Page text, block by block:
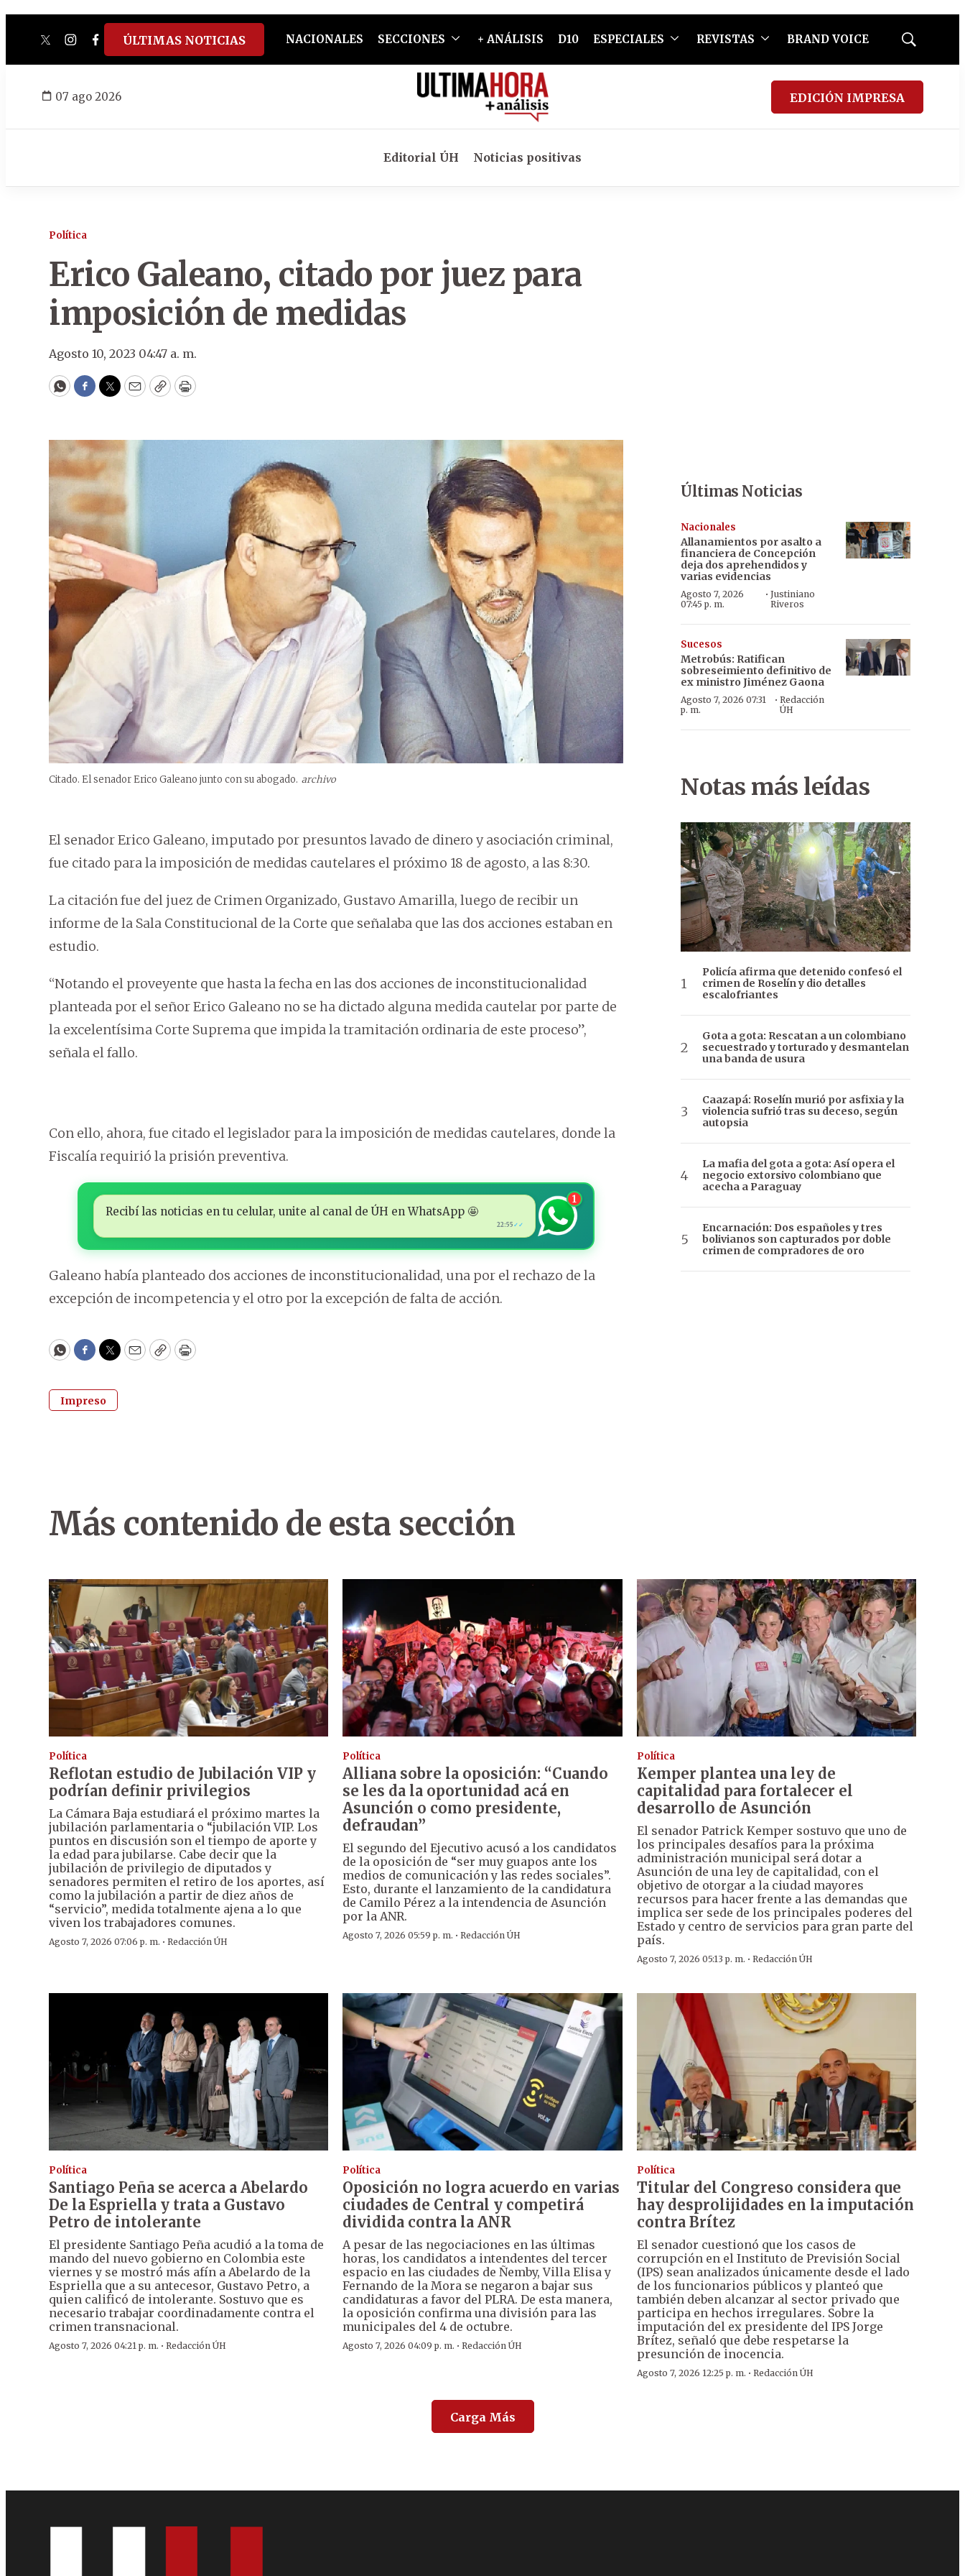
twitterinstagram
facebook
tiktokyoutube
spotify
ÚLTIMAS NOTICIAS NACIONALES SECCIONES + ANÁLISIS D10 ESPECIALES REVISTAS BRAND VOICE
Mostrar
07 ago 2026 EDICIÓN IMPRESA
Editorial ÚH Noticias positivas
Política
Erico Galeano, citado por juez para
imposición de medidas
Agosto 10, 2023 04:47 a. m.
WhatsApp
Facebook
Twitter
EmailCopyPrint
Citado. El senador Erico Galeano junto con su abogado. archivo
El senador Erico Galeano, imputado por presuntos lavado de dinero y asociación criminal,
fue citado para la imposición de medidas cautelares el próximo 18 de agosto, a las 8:30.
La citación fue del juez de Crimen Organizado, Gustavo Amarilla, luego de recibir un
informe de la Sala Constitucional de la Corte que señalaba que las dos acciones estaban en
estudio.
“Notando el proveyente que hasta la fecha en las dos acciones de inconstitucionalidad
planteada por el señor Erico Galeano no se ha dictado alguna medida cautelar por parte de
la excelentísima Corte Suprema que impida la tramitación ordinaria de este proceso”,
señala el fallo.
Con ello, ahora, fue citado el legislador para la imposición de medidas cautelares, donde la
Fiscalía requirió la prisión preventiva.
Recibí las noticias en tu celular, unite al canal de ÚH en WhatsApp 🤩
22:55 ✓✓
1
Galeano había planteado dos acciones de inconstitucionalidad, una por el rechazo de la
excepción de incompetencia y el otro por la excepción de falta de acción.
WhatsApp
Facebook
Twitter
EmailCopyPrint
Impreso
Últimas Noticias
Nacionales
Allanamientos por asalto a
financiera de Concepción
deja dos aprehendidos y
varias evidencias
Agosto 7, 2026
07:45 p. m.
·Justiniano
Riveros
Sucesos
Metrobús: Ratifican
sobreseimiento definitivo de
ex ministro Jiménez Gaona
Agosto 7, 2026 07:31
p. m.
·Redacción
ÚH
Notas más leídas
Policía afirma que detenido confesó el
crimen de Roselín y dio detalles
escalofriantes
Gota a gota: Rescatan a un colombiano
secuestrado y torturado y desmantelan
una banda de usura
Caazapá: Roselín murió por asfixia y la
violencia sufrió tras su deceso, según
autopsia
La mafia del gota a gota: Así opera el
negocio extorsivo colombiano que
acecha a Paraguay
Encarnación: Dos españoles y tres
bolivianos son capturados por doble
crimen de compradores de oro
Más contenido de esta sección
Política
Reflotan estudio de Jubilación VIP y
podrían definir privilegios
La Cámara Baja estudiará el próximo martes la
jubilación parlamentaria o “jubilación VIP. Los
puntos en discusión son el tiempo de aporte y
la edad para jubilarse. Cabe decir que la
jubilación de privilegio de diputados y
senadores permiten el retiro de los aportes, así
como la jubilación a partir de diez años de
“servicio”, medida totalmente ajena a lo que
viven los trabajadores comunes.
Agosto 7, 2026 07:06 p. m. · Redacción ÚH
Política
Alliana sobre la oposición: “Cuando
se les da la oportunidad acá en
Asunción o como presidente,
defraudan”
El segundo del Ejecutivo acusó a los candidatos
de la oposición de “ser muy guapos ante los
medios de comunicación y las redes sociales”.
Esto, durante el lanzamiento de la candidatura
de Camilo Pérez a la intendencia de Asunción
por la ANR.
Agosto 7, 2026 05:59 p. m. ·Redacción ÚH
Política
Kemper plantea una ley de
capitalidad para fortalecer el
desarrollo de Asunción
El senador Patrick Kemper sostuvo que uno de
los principales desafíos para la próxima
administración municipal será dotar a
Asunción de una ley de capitalidad, con el
objetivo de otorgar a la ciudad mayores
recursos para hacer frente a las demandas que
implica ser sede de los principales poderes del
Estado y centro de servicios para gran parte del
país.
Agosto 7, 2026 05:13 p. m. · Redacción ÚH
Política
Santiago Peña se acerca a Abelardo
De la Espriella y trata a Gustavo
Petro de intolerante
El presidente Santiago Peña acudió a la toma de
mando del nuevo gobierno en Colombia este
viernes y se mostró más afín a Abelardo de la
Espriella que a su antecesor, Gustavo Petro, a
quien calificó de intolerante. Sostuvo que es
necesario trabajar coordinadamente contra el
crimen transnacional.
Agosto 7, 2026 04:21 p. m. · Redacción ÚH
Política
Oposición no logra acuerdo en varias
ciudades de Central y competirá
dividida contra la ANR
A pesar de las negociaciones en las últimas
horas, los candidatos a intendentes del tercer
espacio en las ciudades de Ñemby, Villa Elisa y
Fernando de la Mora se negaron a bajar sus
candidaturas a favor del PLRA. De esta manera,
la oposición confirma una división para las
municipales del 4 de octubre.
Agosto 7, 2026 04:09 p. m. ·Redacción ÚH
Política
Titular del Congreso considera que
hay desprolijidades en la imputación
contra Brítez
El senador cuestionó que los casos de
corrupción en el Instituto de Previsión Social
(IPS) sean analizados únicamente desde el lado
de los funcionarios públicos y planteó que
también deben alcanzar al sector privado que
participa en hechos irregulares. Sobre la
imputación del ex presidente del IPS Jorge
Brítez, señaló que debe respetarse la
presunción de inocencia.
Agosto 7, 2026 12:25 p. m. · Redacción ÚH
Carga Más